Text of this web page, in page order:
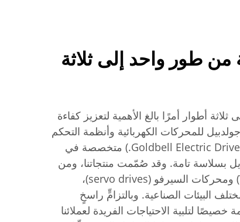
طور واحد إلى ثلاثة
أطوار أمرًا بالغ الأهمية لتعزيز كفاءة
للمحركات الكهربائية وأنظمة التحكم
المحدودة (Goldbell Electric Drives & Controls Co., Ltd.) متخصصة في
بسلاسة تامة. وقد صُمّمت منتجاتنا، ومن
بينها محركات التردد المتغير (VFDs) ومحركات السيرفو (servo drives)،
البيئات الصناعية. وبالتزامٍّ راسخٍ
خصيصًا لتلبية الاحتياجات الفريدة لعملائنا